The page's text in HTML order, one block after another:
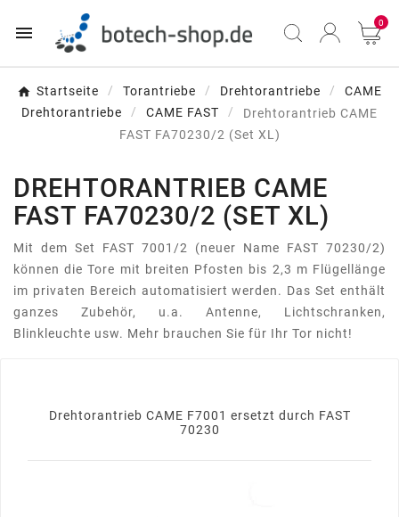
 0
Startseite Torantriebe Drehtorantriebe
CAME
Drehtorantriebe
CAME FAST
Drehtorantrieb CAME
FAST FA70230/2 (Set XL)
DREHTORANTRIEB CAME
FAST FA70230/2 (SET XL)
Mit dem Set FAST 7001/2 (neuer Name FAST 70230/2)
können die Tore mit breiten Pfosten bis 2,3 m Flügellänge
im privaten Bereich automatisiert werden. Das Set enthält
ganzes Zubehör, u.a. Antenne, Lichtschranken,
Blinkleuchte usw. Mehr brauchen Sie für Ihr Tor nicht!
Drehtorantrieb CAME F7001 ersetzt durch FAST
70230